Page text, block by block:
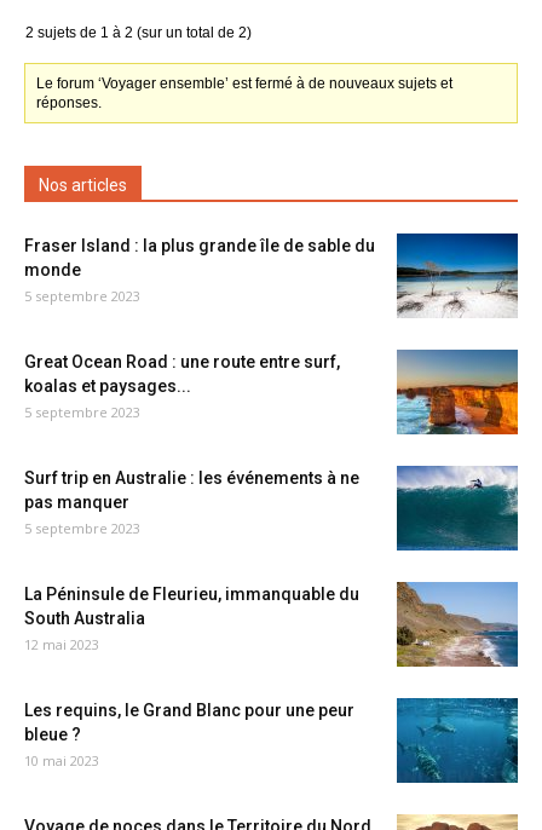
2 sujets de 1 à 2 (sur un total de 2)
Le forum ‘Voyager ensemble’ est fermé à de nouveaux sujets et
réponses.
Nos articles
Fraser Island : la plus grande île de sable du
monde
5 septembre 2023
Great Ocean Road : une route entre surf,
koalas et paysages...
5 septembre 2023
Surf trip en Australie : les événements à ne
pas manquer
5 septembre 2023
La Péninsule de Fleurieu, immanquable du
South Australia
12 mai 2023
Les requins, le Grand Blanc pour une peur
bleue ?
10 mai 2023